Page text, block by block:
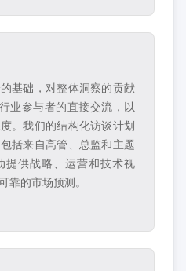
基础，对整体洞察的贡献
业参与者的直接交流，以
。我们的结构化访谈计划
括来自高管、总监和主题
提供战略、运营和技术视
靠的市场预测。